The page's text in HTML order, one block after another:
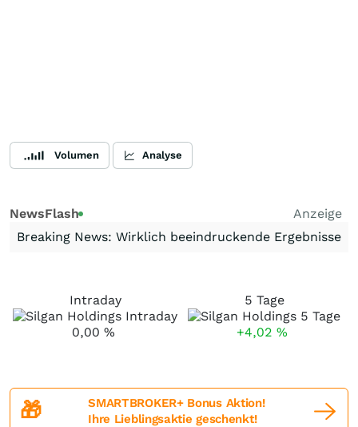
Volumen Analyse
NewsFlash
Anzeige
Breaking News: Wirklich beeindruckende Ergebnisse
Intraday
0,00 %
5 Tage
+4,02 %
🎁
SMARTBROKER+ Bonus Aktion!
Ihre Lieblingsaktie geschenkt!